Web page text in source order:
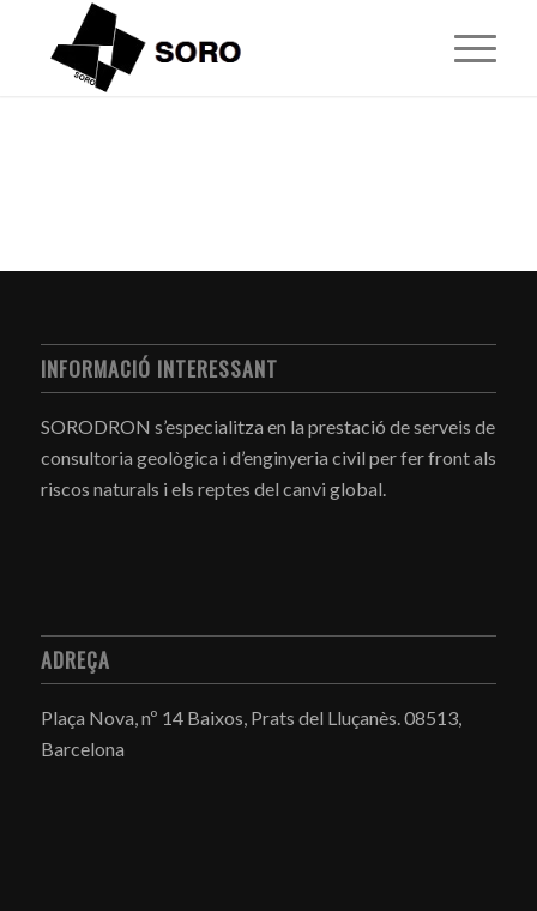
INFORMACIÓ INTERESSANT
SORODRON s’especialitza en la prestació de serveis de
consultoria geològica i d’enginyeria civil per fer front als
riscos naturals i els reptes del canvi global.
ADREÇA
Plaça Nova, nº 14 Baixos, Prats del Lluçanès. 08513,
Barcelona